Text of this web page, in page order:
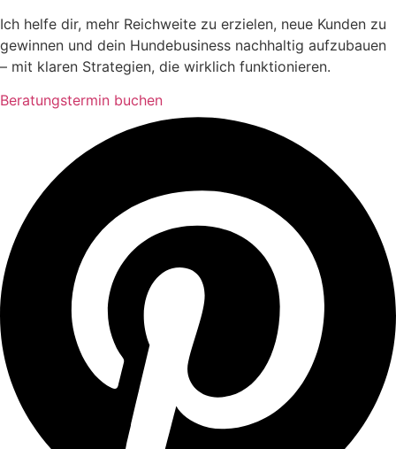
Ich helfe dir, mehr Reichweite zu erzielen, neue Kunden zu
gewinnen und dein Hundebusiness nachhaltig aufzubauen
– mit klaren Strategien, die wirklich funktionieren.
Beratungstermin buchen